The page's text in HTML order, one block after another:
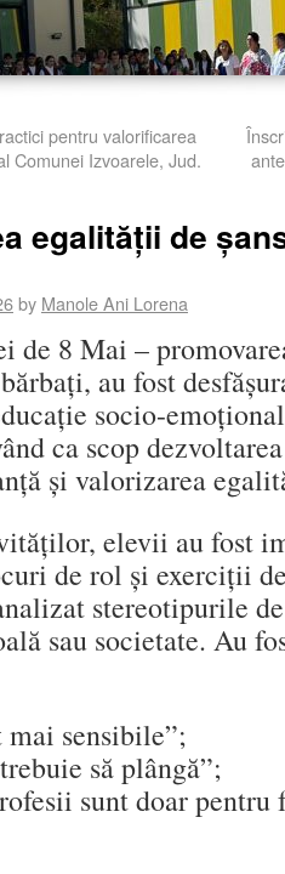
pentru valorificarea
Comunei Izvoarele, Jud.
egalității de
by Manole Ani Lorena
de 8 Mai –
au fost
socio-
ca scop
și valorizarea
elevii au fost
de rol și exerciții
stereotipurile
sau societate. Au
mai sensibile”;
să plângă”;
sunt doar pentru